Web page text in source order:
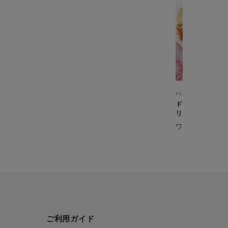
ハンドブレンダー
ドライトマト
リー）
ワインのおつま
ご利用ガイド